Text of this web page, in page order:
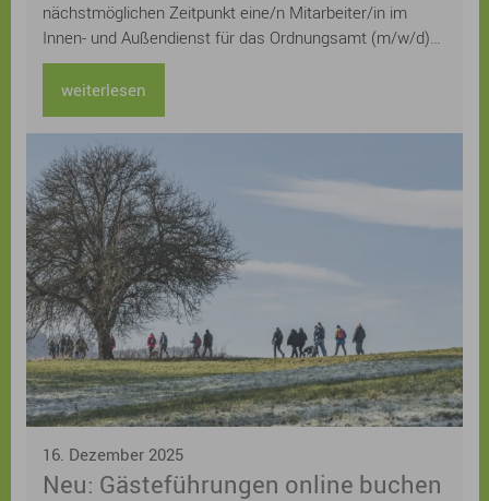
nächstmöglichen Zeitpunkt eine/n Mitarbeiter/in im
Innen- und Außendienst für das Ordnungsamt (m/w/d)
Die Stelle ist zunächst befristet als Mutterschutz- und
Elternzeitvertretung, die tarifliche wöchentliche
Arbeitszeit beträgt 20 Stunden. Die Stelle ist
grundsätzlich teilbar (z.B. nach Innen- oder Außendienst)
weiterlesen
16. Dezember 2025
Neu: Gästeführungen online buchen